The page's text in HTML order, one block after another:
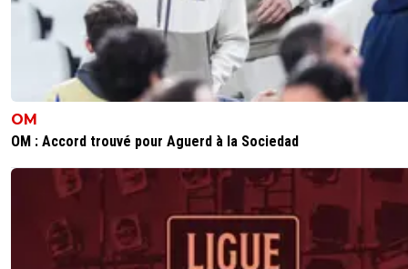
OM
OM : Accord trouvé pour Aguerd à la Sociedad